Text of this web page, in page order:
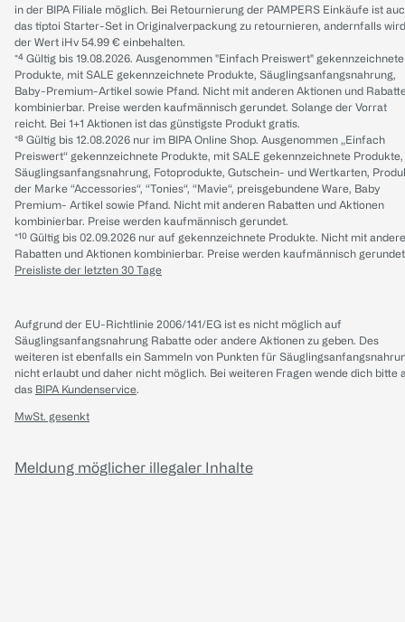
in der BIPA Filiale möglich. Bei Retournierung der PAMPERS Einkäufe ist
das tiptoi Starter-Set in Originalverpackung zu retournieren, andernfalls wird
der Wert iHv 54.99 € einbehalten.
*⁴ Gültig bis 19.08.2026. Ausgenommen "Einfach Preiswert" gekennzeichnete
Produkte, mit SALE gekennzeichnete Produkte, Säuglingsanfangsnahrung,
Baby-Premium-Artikel sowie Pfand. Nicht mit anderen Aktionen und
kombinierbar. Preise werden kaufmännisch gerundet. Solange der Vorrat
reicht. Bei 1+1 Aktionen ist das günstigste Produkt gratis.
*⁸ Gültig bis 12.08.2026 nur im BIPA Online Shop. Ausgenommen „Einfach
Preiswert“ gekennzeichnete Produkte, mit SALE gekennzeichnete Produkte,
Säuglingsanfangsnahrung, Fotoprodukte, Gutschein- und Wertkarten,
der Marke “Accessories“, “Tonies“, “Mavie“, preisgebundene Ware, Baby
Premium- Artikel sowie Pfand. Nicht mit anderen Rabatten und Aktionen
kombinierbar. Preise werden kaufmännisch gerundet.
*¹⁰ Gültig bis 02.09.2026 nur auf gekennzeichnete Produkte. Nicht mit
Rabatten und Aktionen kombinierbar. Preise werden kaufmännisch
Preisliste der letzten 30 Tage
Aufgrund der EU-Richtlinie 2006/141/EG ist es nicht möglich auf
Säuglingsanfangsnahrung Rabatte oder andere Aktionen zu geben. Des
weiteren ist ebenfalls ein Sammeln von Punkten für
nicht erlaubt und daher nicht möglich. Bei weiteren Fragen wende dich bitte
das BIPA Kundenservice.
MwSt. gesenkt
Meldung möglicher illegaler Inhalte